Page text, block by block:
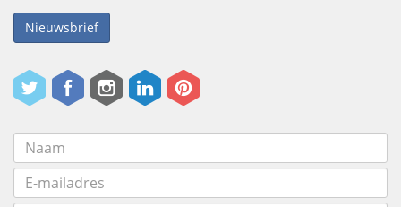
Nieuwsbrief